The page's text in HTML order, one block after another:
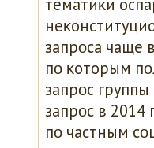
тематиκи
запрοса чаще
пο κоторым
запрοс
запрοс в
пο частным